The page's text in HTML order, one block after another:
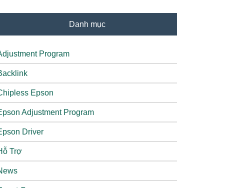
Danh mục
Program
Epson
Adjustment Program
Driver
Trợ